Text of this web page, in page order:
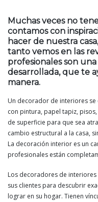
Muchas veces no
contamos con
hacer de nuestra
tanto vemos en las
profesionales son
desarrollada, que te
manera.
Un decorador de interiores
con pintura, papel tapiz,
de superficie para que sea
cambio estructural a la casa,
La decoración interior es un
profesionales están
Los decoradores de
sus clientes para descubrir
lograr en su hogar. Tienen